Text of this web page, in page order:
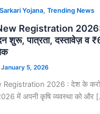
Sarkari Yojana,Trending News
Registration
शुरू, पात्रता, दस्तावेज़ व
January 5, 2026
2026 : देश के
में अपनी कृषि व्यवस्था को और